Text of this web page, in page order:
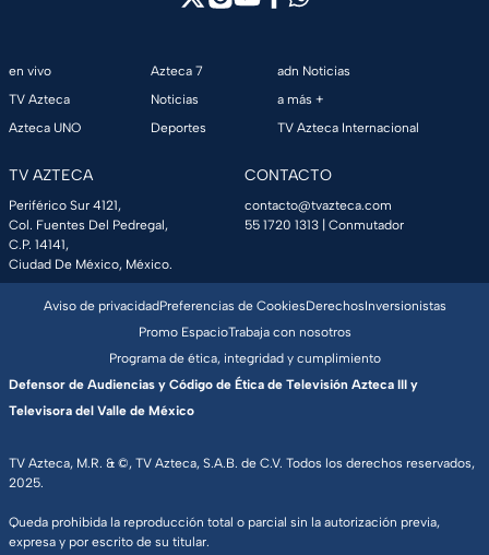
en vivo
TV Azteca
Azteca UNO
Azteca 7
Noticias
Deportes
adn Noticias
a más +
TV Azteca Internacional
TV AZTECA
Periférico Sur 4121,
Col. Fuentes Del Pedregal,
C.P. 14141,
Ciudad De México, México.
CONTACTO
contacto@tvazteca.com
55 1720 1313 | Conmutador
TV Azteca, M.R. & ©, TV Azteca, S.A.B. de C.V. Todos los derechos reservados,
2025.
Queda prohibida la reproducción total o parcial sin la autorización previa,
expresa y por escrito de su titular.
Aviso de privacidadPreferencias de CookiesDerechosInversionistas
Promo EspacioTrabaja con nosotros
Programa de ética, integridad y cumplimiento
Defensor de Audiencias y Código de Ética de Televisión Azteca III y
Televisora del Valle de México